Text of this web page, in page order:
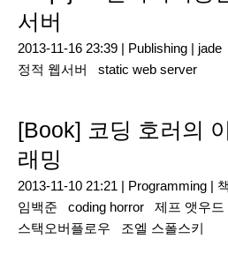
서버
2013-11-16 23:39 | Publishing | jade
정적 웹서버
static web server
[Book] 코딩 호러의
래밍
2013-11-10 21:21 | Programming |
임백준
coding horror 제프 앳우드
스택오버플로우
조엘 스폴스키